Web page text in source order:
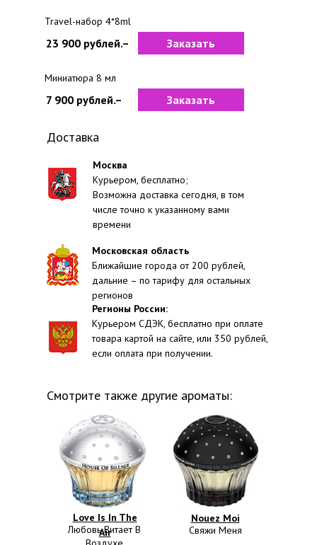
Travel-набор 4*8ml
23 900 рублей.– Заказать
Миниатюра 8 мл
7 900 рублей.– Заказать
Доставка
Москва
Курьером, бесплатно;
Возможна доставка сегодня, в том
числе точно к указанному вами
времени
Московская область
Ближайшие города от 200 рублей,
дальние – по тарифу для остальных
регионов
Регионы России:
Курьером СДЭК, бесплатно при оплате
товара картой на сайте, или 350 рублей,
если оплата при получении.
Смотрите также другие ароматы:
Love Is In The
Air
Nouez Moi
Любовь Витает В
Свяжи Меня